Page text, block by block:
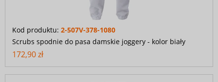
Kod produktu: 2-507V-378-1080
Scrubs spodnie do pasa damskie joggery - kolor biały
172,90 zł